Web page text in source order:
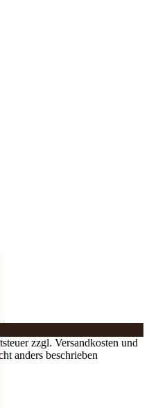
zzgl. Versandkosten und
anders beschrieben